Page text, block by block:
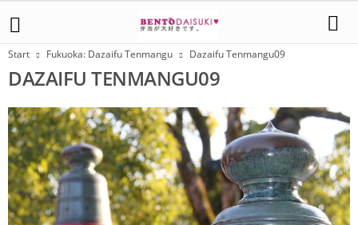
Start Fukuoka: Dazaifu Tenmangu Dazaifu Tenmangu09
DAZAIFU TENMANGU09